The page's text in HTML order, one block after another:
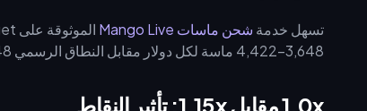
تسهل خدمة شحن ماسات Mango Live
3,648–4,422 ماسة لكل دولار مقابل النطاق الرسمي 3,048–3,077. أعد فتح محفظتك بعد الشراء للتأكد من تحديث الرصيد.
1.0x مقابل 1.15x: تأثير النقاط